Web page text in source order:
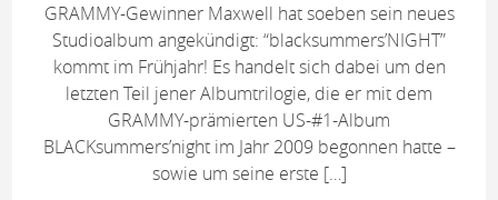
GRAMMY-Gewinner Maxwell hat soeben sein neues
Studioalbum angekündigt: “blacksummers’NIGHT”
kommt im Frühjahr! Es handelt sich dabei um den
letzten Teil jener Albumtrilogie, die er mit dem
GRAMMY-prämierten US-#1-Album
BLACKsummers’night im Jahr 2009 begonnen hatte –
sowie um seine erste […]